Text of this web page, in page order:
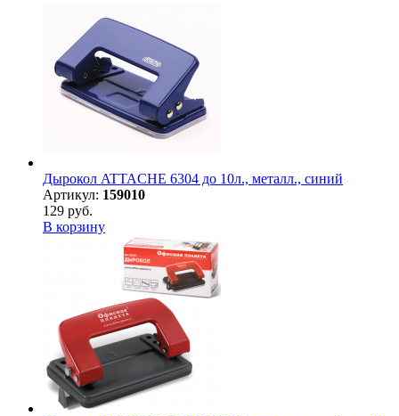
Дырокол ATTACHE 6304 до 10л., металл., синий
Артикул: 159010
129 руб.
В корзину